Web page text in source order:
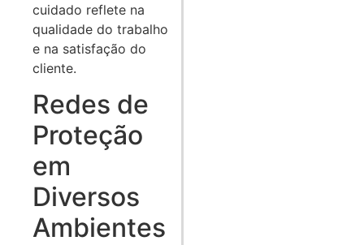
cuidado reflete na
qualidade do trabalho
e na satisfação do
cliente.
Redes de
Proteção
em
Diversos
Ambientes